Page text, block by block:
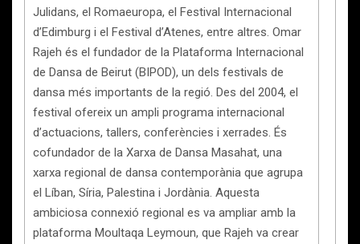
Julidans, el Romaeuropa, el Festival Internacional
d’Edimburg i el Festival d’Atenes, entre altres. Omar
Rajeh és el fundador de la Plataforma Internacional
de Dansa de Beirut (BIPOD), un dels festivals de
dansa més importants de la regió. Des del 2004, el
festival ofereix un ampli programa internacional
d’actuacions, tallers, conferències i xerrades. És
cofundador de la Xarxa de Dansa Masahat, una
xarxa regional de dansa contemporània que agrupa
el Líban, Síria, Palestina i Jordània. Aquesta
ambiciosa connexió regional es va ampliar amb la
plataforma Moultaqa Leymoun, que Rajeh va crear